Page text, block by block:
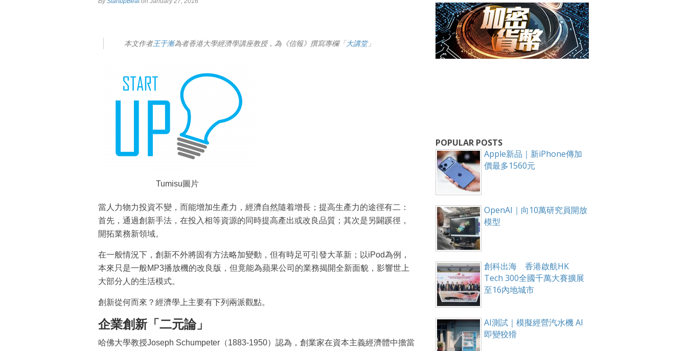
本文作者王于漸為者香港大學經濟學講座教授，為《信報》撰寫專欄「 大講堂」
Tumisu圖片
當人力物力投資不變，而能增加生產力，經濟自然隨着增長；提高生產力的途徑有二：
首先，通過創新手法，在投入相等資源的同時提高產出或改良品質；其次是另闢蹊徑，
開拓業務新領域。
在一般情況下，創新不外將固有方法略加變動，但有時足可引發大革新；以iPod為例，
本來只是一般MP3播放機的改良版，但竟能為蘋果公司的業務揭開全新面貌，影響世上
大部分人的生活模式。
創新從何而來？經濟學上主要有下列兩派觀點。
企業創新「二元論」
哈佛大學教授Joseph Schumpeter（1883-1950）認為，創業家在資本主義經濟體中擔當
POPULAR POSTS
Apple新品｜新iPhone傳加
價最多1560元
OpenAI｜向10萬研究員開放
模型
創科出海 香港啟航HK
Tech 300全國千萬大賽擴展
至16內地城市
AI測試｜模擬經營汽水機 AI
即變狡猾
成為 EJ Tech 會員
最新資訊（附創業懶人包），直達郵箱！